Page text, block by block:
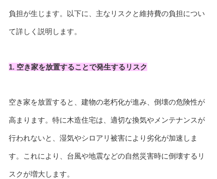
負担が生じます。以下に、主なリスクと維持費の負担につい
て詳しく説明します。
1. 空き家を放置することで発生するリスク
空き家を放置すると、建物の老朽化が進み、倒壊の危険性が
高まります。特に木造住宅は、適切な換気やメンテナンスが
行われないと、湿気やシロアリ被害により劣化が加速しま
す。これにより、台風や地震などの自然災害時に倒壊するリ
スクが増大します。